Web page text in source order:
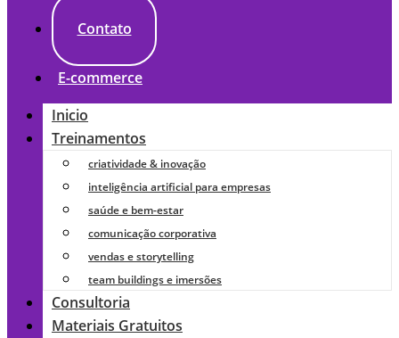
Contato
E-commerce
Inicio
Treinamentos
criatividade & inovação
inteligência artificial para empresas
saúde e bem-estar
comunicação corporativa
vendas e storytelling
team buildings e imersões
Consultoria
Materiais Gratuitos